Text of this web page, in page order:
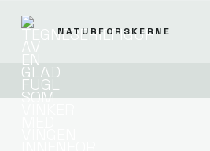
NATURFORSKERNE